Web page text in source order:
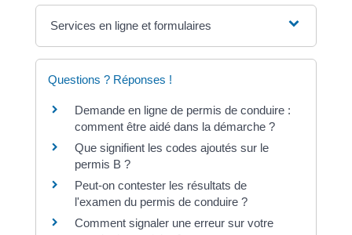
Services en ligne et formulaires
Questions ? Réponses !
Demande en ligne de permis de conduire :
comment être aidé dans la démarche ?
Que signifient les codes ajoutés sur le
permis B ?
Peut-on contester les résultats de
l'examen du permis de conduire ?
Comment signaler une erreur sur votre